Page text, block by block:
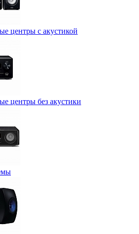
центры с акустикой
центры без акустики